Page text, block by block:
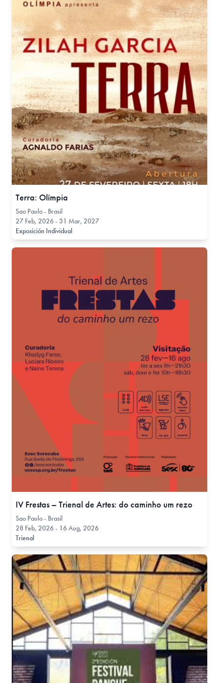
Terra: Olímpia
Sao Paulo - Brasil
27 Feb, 2026 - 31 Mar, 2027
Exposición Individual
IV Frestas – Trienal de Artes: do caminho um rezo
Sao Paulo - Brasil
28 Feb, 2026 - 16 Aug, 2026
Trienal